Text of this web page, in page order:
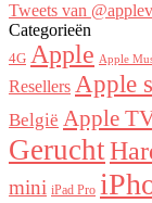
Tweets van
Categorieën
4G Apple Apple
Resellers Apple
België Apple
Gerucht
mini iPad Pro